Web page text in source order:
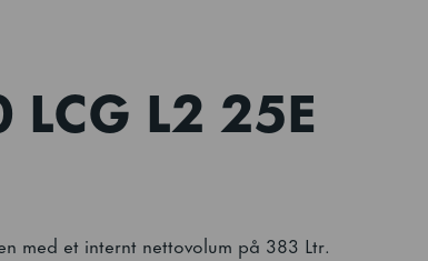
LCG L2 25E
med et internt nettovolum på 383 Ltr.